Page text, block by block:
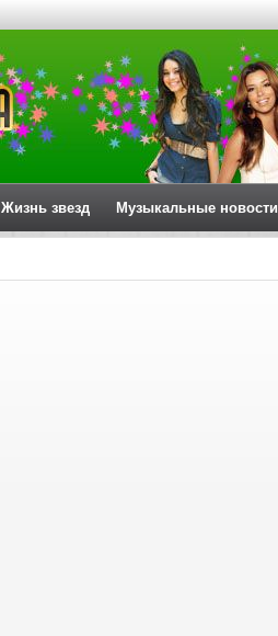
Жизнь звезд Музыкальные новости